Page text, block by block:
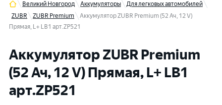
Великий Новгород Аккумуляторы
Для легковых автомобилей
ZUBR
ZUBR Premium
Аккумулятор ZUBR Premium (52 Ач, 12 V)
Прямая, L+ LB1 арт.ZP521
Аккумулятор ZUBR Premium
(52 Ач, 12 V) Прямая, L+ LB1
арт.ZP521